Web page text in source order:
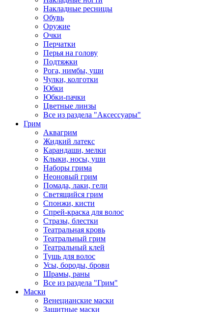
Накладные ресницы
Обувь
Оружие
Очки
Перчатки
Перья на голову
Подтяжки
Рога, нимбы, уши
Чулки, колготки
Юбки
Юбки-пачки
Цветные линзы
Все из раздела "Аксессуары"
Грим
Аквагрим
Жидкий латекс
Карандаши, мелки
Клыки, носы, уши
Наборы грима
Неоновый грим
Помада, лаки, гели
Светящийся грим
Спонжи, кисти
Спрей-краска для волос
Стразы, блестки
Театральная кровь
Театральный грим
Театральный клей
Тушь для волос
Усы, бороды, брови
Шрамы, раны
Все из раздела "Грим"
Маски
Венецианские маски
Защитные маски